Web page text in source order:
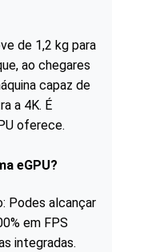
de 1,2 kg para
ao chegares
capaz de
a 4K. É
oferece.
eGPU?
Podes alcançar
em FPS
integradas.